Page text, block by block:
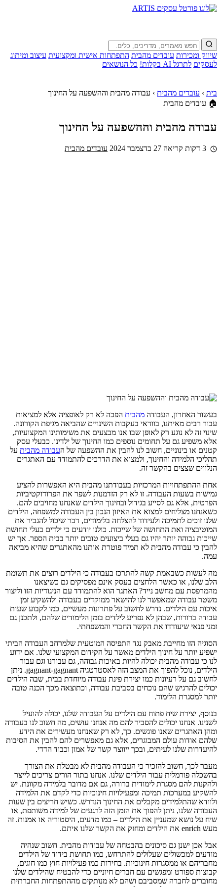
שיווק ומכירות עובדים מהבית התפתחות אישית ומקצועית עיצוב ומיתוג
לעסקים לתרגל AI בקלות! כל הנושאים
בית › עובדים מהבית › עבודה מהבית וההשפעה על החינוך
🏠 עובדים מהבית
עבודה מהבית וההשפעה על החינוך
27 בדצמבר 2024 עובדים מהבית
בעשור האחרון, העבודה מהבית הפכה לא רק לאופציה אלא למציאות
עבור רבים מאיתנו, בוודאי בעקבות השינויים שהביאה מגיפת הקורונה.
שינוי זה לא נוגע רק לאופן שבו אנו מבצעים את משימותינו המקצועיות,
אלא משפיע גם על תחומים נוספים כמו החינוך של ילדינו. כבעלי עסק
קטנים או בינוניים, חשוב לנו להבין את ההשפעה של העבודה מהבית על
תהליכי הלמידה והחינוך, ולמצוא את הדרכים להתמודד עם האתגרים
הנלווים שצצים בהקשר זה.
אחת ההתפתחויות המרכזיות בעבודתנו מהבית היא האפשרות להציע
גמישות בשעות העבודה. זו לא רק הזדמנות לשפר את הפרודוקטיביות
הפרטית, אלא גם לסייע בגידול ובחינוך הילדים שאנחנו מחויבים להם.
כשאנחנו מצליחים למצוא את האיזון הנכון בין העבודה למשפחה, הילדים
שלנו זוכים לתמיכה ולעידוד להצלחה בלימודים, דבר שיכול להגביר את
המוטיבציה ואת התחושה של שייכות. כולנו יודעים כי ילדים בעלי תחושת
שייכות גבוהה יותר יהיו גם בעלי ביצועים טובים יותר בבית הספר. אך יש
להבין כי עבודה מהבית לא תמיד פוטרת אותנו מהאתגרים שהיא מביאה
עמה.
מה לעשות כשבאמת קשה להתרכז בעבודה כי הילדים רוצים את תשומת
הלב שלנו, או כאשר הלחצים בעסק אינם מפסיקים גם כשיצאנו
מהמרפסת עם מחשב נייד? האתגר הוא להתמודד עם הניגודיות הזו וליצור
משטר עבודה שמאפשר לנו להישאר ממוקדים בעבודה ולהשקיע זמן
איכות עם הילדים. נדרש לחשוב על פתרונות מעשיים, כמו לקבוע שעות
עבודה ברורות, שבהן לא נפריע לילדים בזמן הלימודים שלהם, ולתכנן גם
זמני פנאי שיעודדו את הקשר החברי והמשפחתי.
הסוגיה הזו מחייבת מאבק נגד התפיסה המוטעית שלמרחב העבודה הביתי
ישפיע יותר על חינוך הילדים מאשר על הקידום המקצועי שלנו. אם ידוע
לנו כי עבודה מהבית יכולה להיות באיכות גבוהה, גם עבורנו וגם עבור
הילדים, נוכל להפוך את המצב הזה לאסטרטגיה gagnant-gagnant. ניתן
לחשוב גם על רעיונות כמו יצירת פינת עבודה מיוחדת בבית, שבה הילדים
יכולים להרגיש שהם נוכחים בסביבת עבודה, וכתוצאה מכך הכנה טובה
יותר למסגרת הלימוד.
בנוסף, יצירת שיח פתוח עם הילדים על העבודה שלנו, יכולה להועיל
לשנינו. אנחנו יכולים להסביר להם מה אנחנו עושים, מה חשוב לנו בעבודה
ומהן האתגרים שאנו פוגשים. כך, לא רק שאנחנו מעשירים את הידע
שלהם אודות עולם המבוגרים, אלא גם מאפשרים להם להבין את הסיבות
להיעדרות שלנו לעיתים, ובכך ייווצר קשר של אמון וכבוד הדדי.
מעבר לכך, חשוב להזכיר כי העבודה מהבית לא מבטלת את הצורך
בהשכלה פורמלית עבור הילדים שלנו. אנחנו בתור הורים צריכים לייצר
ולהקנות להם מסגרת לימודית ברורה, גם אם מדובר בלמידה מקוונת. יש
להשקיע במערכות תמיכה ומפעילויות חינוכיות כדי לקדם את הלמידה
ולוודא שהתלמידים מקבלים את החינוך הנדרש. כשיש חריצים בין שעות
העבודה שלנו, ניתן להפוך את הזמן הזה לרגעים של למידה משותפת, או
שיח על נושא שמעניין את הילדים – כמו מדעים, היסטוריה או אמנות. זה
מעש enrich את הילדים ומחזק את הקשר שלנו איתם.
אבל אכן ישנן גם סיכונים בהבטחה של עבודות מהבית. חשוב שנהיה
מודעים למכשולים שעלולים להתרחש, כמו תחושת בידוד של הילדים
מחבריהם או ממסגרות חינוכיות. בחירות כמו פעילויות חוץ כמו חוגים,
קבוצות ספורט ומפגשים עם חברים חיוניים כדי להבטיח שהילדים שלנו
מחוברים לחברה שמסביבם ושהם לא מנותקים מההתפתחות החברתית